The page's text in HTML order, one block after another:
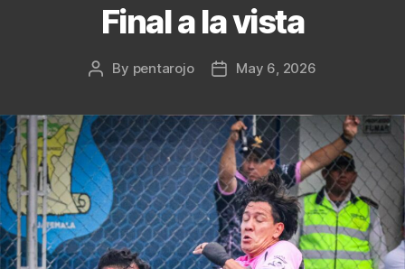
Final a la vista
Post
By pentarojo
PostMay 6, 2026